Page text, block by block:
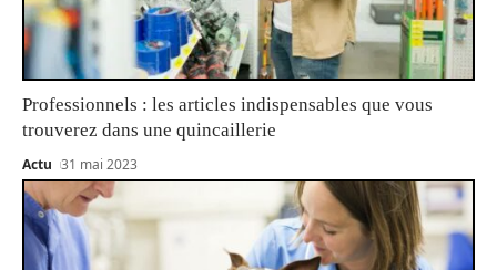
Professionnels : les articles indispensables que vous
trouverez dans une quincaillerie
Actu 31 mai 2023